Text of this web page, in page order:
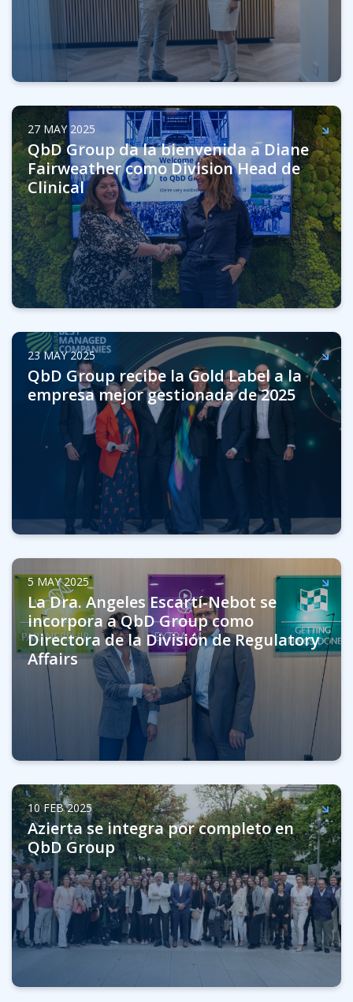
27 MAY 2025
QbD Group da la bienvenida a Diane
Fairweather como Division Head de
Clinical
23 MAY 2025
QbD Group recibe la Gold Label a la
empresa mejor gestionada de 2025
5 MAY 2025
La Dra. Angeles Escartí-Nebot se
incorpora a QbD Group como
Directora de la División de Regulatory
Affairs
10 FEB 2025
Azierta se integra por completo en
QbD Group